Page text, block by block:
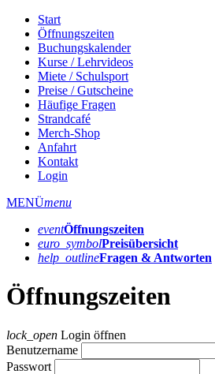
Start
Öffnungszeiten
Buchungskalender
Kurse / Lehrvideos
Miete / Schulsport
Preise / Gutscheine
Häufige Fragen
Strandcafé
Merch-Shop
Anfahrt
Kontakt
Login
MENÜmenu
eventÖffnungs­zeiten
euro_symbolPreis­übersicht
help_outlineFragen & Antworten
Öffnungszeiten
lock_open Login öffnen
Benutzername
Passwort